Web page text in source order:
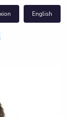
English